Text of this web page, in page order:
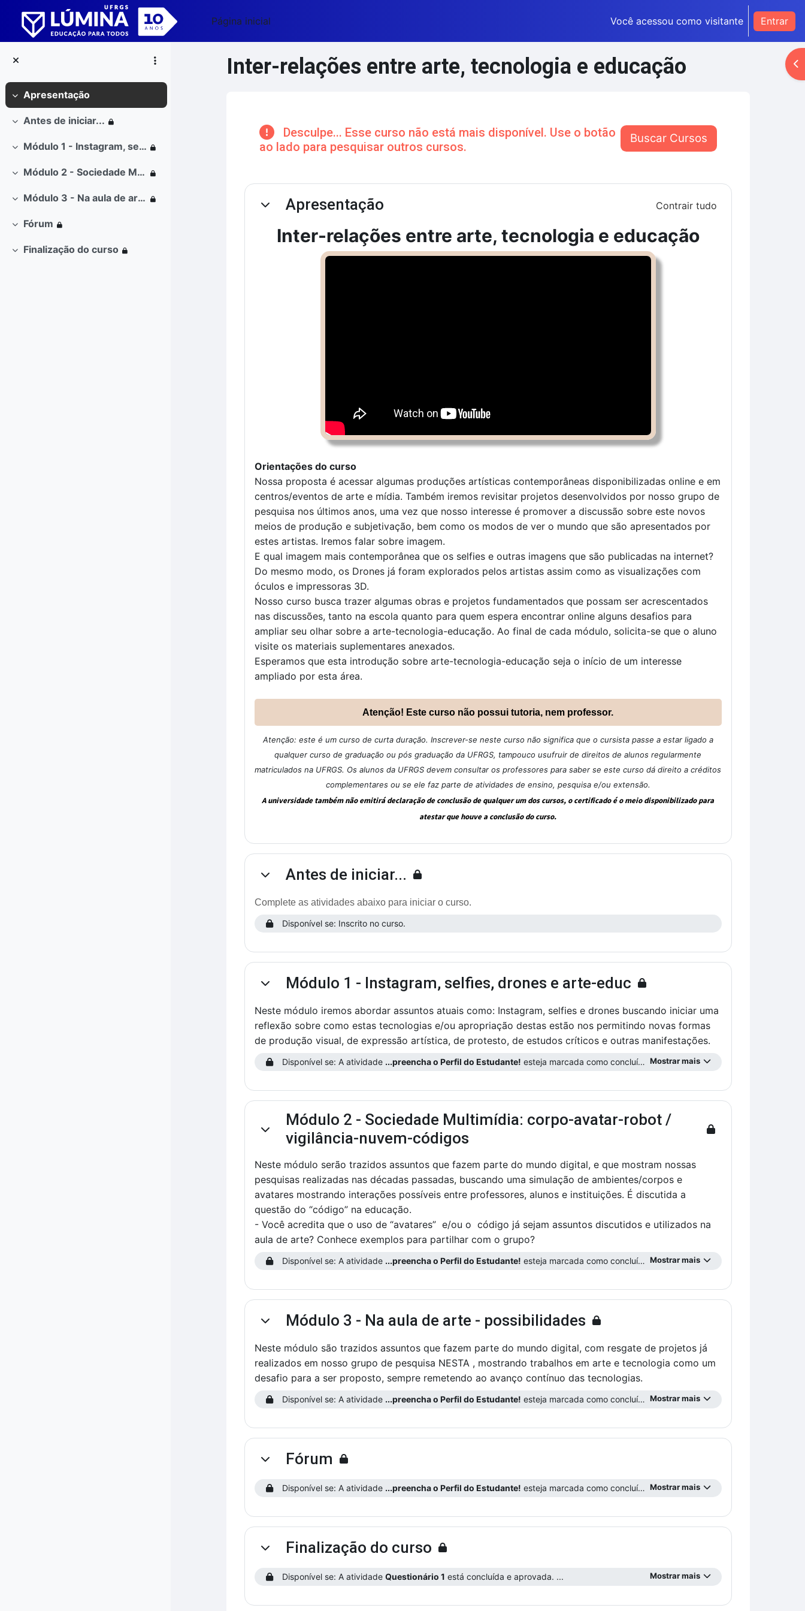
Ir para o conteúdo principal
Página inicial
Você acessou como visitante Entrar
Contrair
Apresentação
Contrair
Antes de iniciar...
Contrair
Módulo 1 - Instagram, selfies, drones e arte-educ
Contrair
Módulo 2 - Sociedade Multimídia: corpo-avatar-robot / vigilância-nuvem-códigos
Contrair
Módulo 3 - Na aula de arte - possibilidades
Contrair
Fórum
Contrair
Finalização do curso
Inter-relações entre arte, tecnologia e educação
Desculpe... Esse curso não está mais disponível. Use o botão
ao lado para pesquisar outros cursos.
Buscar Cursos
Contorno da seção
ContrairApresentação Contrair tudo
Inter-relações entre arte, tecnologia e educação
Orientações do curso
Nossa proposta é acessar algumas produções artísticas contemporâneas disponibilizadas online e em
centros/eventos de arte e mídia. Também iremos revisitar projetos desenvolvidos por nosso grupo de
pesquisa nos últimos anos, uma vez que nosso interesse é promover a discussão sobre este novos
meios de produção e subjetivação, bem como os modos de ver o mundo que são apresentados por
estes artistas. Iremos falar sobre imagem.
E qual imagem mais contemporânea que os selfies e outras imagens que são publicadas na internet?
Do mesmo modo, os Drones já foram explorados pelos artistas assim como as visualizações com
óculos e impressoras 3D.
Nosso curso busca trazer algumas obras e projetos fundamentados que possam ser acrescentados
nas discussões, tanto na escola quanto para quem espera encontrar online alguns desafios para
ampliar seu olhar sobre a arte-tecnologia-educação. Ao final de cada módulo, solicita-se que o aluno
visite os materiais suplementares anexados.
Esperamos que esta introdução sobre arte-tecnologia-educação seja o início de um interesse
ampliado por esta área.
Atenção! Este curso não possui tutoria, nem professor.
Atenção: este é um curso de curta duração. Inscrever-se neste curso não significa que o cursista passe a estar ligado a
qualquer curso de graduação ou pós graduação da UFRGS, tampouco usufruir de direitos de alunos regularmente
matriculados na UFRGS. Os alunos da UFRGS devem consultar os professores para saber se este curso dá direito a créditos
complementares ou se ele faz parte de atividades de ensino, pesquisa e/ou extensão.
A universidade também não emitirá declaração de conclusão de qualquer um dos cursos, o certificado é o meio disponibilizado para
atestar que houve a conclusão do curso.
ContrairAntes de iniciar...
Complete as atividades abaixo para iniciar o curso.
Disponível se: Inscrito no curso.
ContrairMódulo 1 - Instagram, selfies, drones e arte-educ
Neste módulo iremos abordar assuntos atuais como: Instagram, selfies e drones buscando iniciar uma
reflexão sobre como estas tecnologias e/ou apropriação destas estão nos permitindo novas formas
de produção visual, de expressão artística, de protesto, de estudos críticos e outras manifestações.
Mostrar mais
Disponível se: A atividade ...preencha o Perfil do Estudante! esteja marcada como concluída ...
Contrair
Módulo 2 - Sociedade Multimídia: corpo-avatar-robot /
vigilância-nuvem-códigos
Neste módulo serão trazidos assuntos que fazem parte do mundo digital, e que mostram nossas
pesquisas realizadas nas décadas passadas, buscando uma simulação de ambientes/corpos e
avatares mostrando interações possíveis entre professores, alunos e instituições. É discutida a
questão do “código” na educação.
- Você acredita que o uso de “avatares” e/ou o código já sejam assuntos discutidos e utilizados na
aula de arte? Conhece exemplos para partilhar com o grupo?
Mostrar mais
Disponível se: A atividade ...preencha o Perfil do Estudante! esteja marcada como concluída ...
ContrairMódulo 3 - Na aula de arte - possibilidades
Neste módulo são trazidos assuntos que fazem parte do mundo digital, com resgate de projetos já
realizados em nosso grupo de pesquisa NESTA , mostrando trabalhos em arte e tecnologia como um
desafio para a ser proposto, sempre remetendo ao avanço contínuo das tecnologias.
Mostrar mais
Disponível se: A atividade ...preencha o Perfil do Estudante! esteja marcada como concluída ...
ContrairFórum
Mostrar mais
Disponível se: A atividade ...preencha o Perfil do Estudante! esteja marcada como concluída ...
ContrairFinalização do curso
Mostrar mais
Disponível se: A atividade Questionário 1 está concluída e aprovada. ...